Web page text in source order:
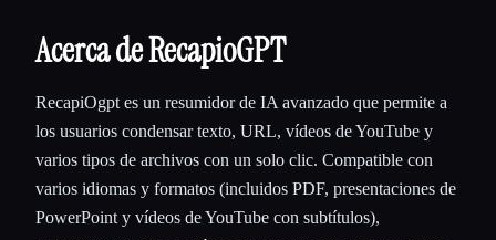
Acerca de RecapioGPT
RecapiOgpt es un resumidor de IA avanzado que permite a
los usuarios condensar texto, URL, vídeos de YouTube y
varios tipos de archivos con un solo clic. Compatible con
varios idiomas y formatos (incluidos PDF, presentaciones de
PowerPoint y vídeos de YouTube con subtítulos),